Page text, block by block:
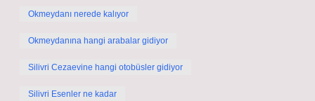
Okmeydanı nerede kalıyor
Okmeydanına hangi arabalar gidiyor
Silivri Cezaevine hangi otobüsler gidiyor
Silivri Esenler ne kadar